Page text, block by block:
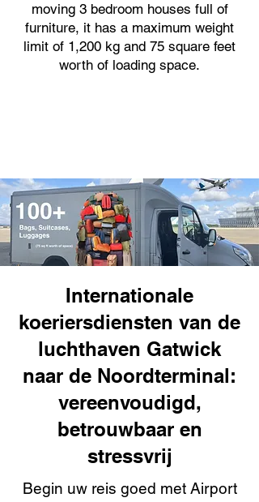
moving 3 bedroom houses full of
furniture, it has a maximum weight
limit of 1,200 kg and 75 square feet
worth of loading space.
Internationale
koeriersdiensten van de
luchthaven Gatwick
naar de Noordterminal:
vereenvoudigd,
betrouwbaar en
stressvrij
Begin uw reis goed met Airport